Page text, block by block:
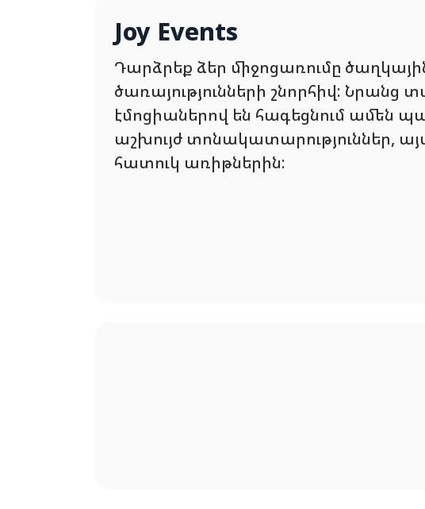
Joy Events
Դարձրեք ձեր միջոցառումը
ծառայությունների շնորհիվ:
էմոցիաներով են հագեցնում ամեն
աշխույժ տոնակատարություններ,
հատուկ առիթներին: